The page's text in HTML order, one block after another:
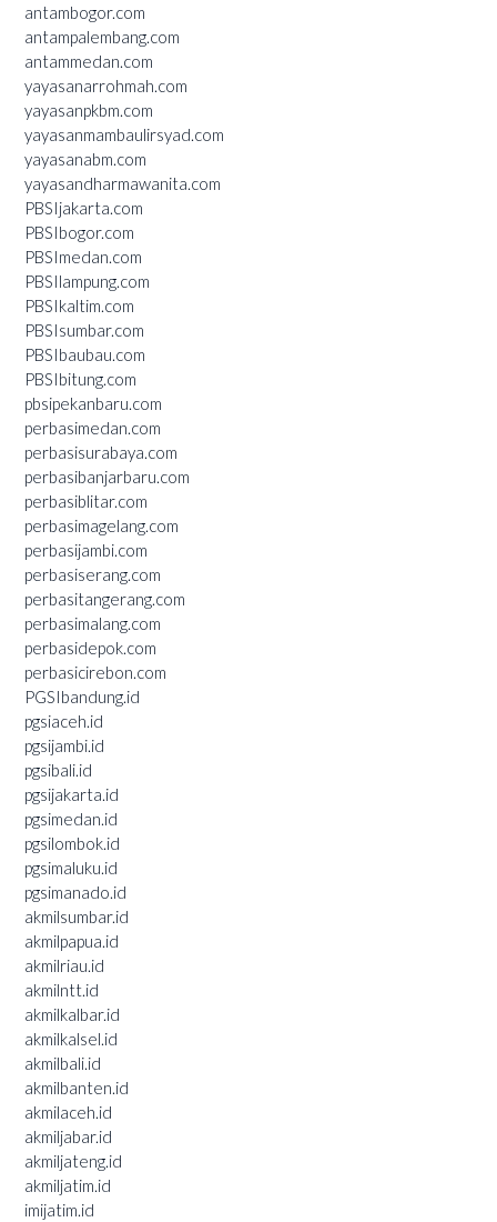
antambogor.com
antampalembang.com
antammedan.com
yayasanarrohmah.com
yayasanpkbm.com
yayasanmambaulirsyad.com
yayasanabm.com
yayasandharmawanita.com
PBSIjakarta.com
PBSIbogor.com
PBSImedan.com
PBSIlampung.com
PBSIkaltim.com
PBSIsumbar.com
PBSIbaubau.com
PBSIbitung.com
pbsipekanbaru.com
perbasimedan.com
perbasisurabaya.com
perbasibanjarbaru.com
perbasiblitar.com
perbasimagelang.com
perbasijambi.com
perbasiserang.com
perbasitangerang.com
perbasimalang.com
perbasidepok.com
perbasicirebon.com
PGSIbandung.id
pgsiaceh.id
pgsijambi.id
pgsibali.id
pgsijakarta.id
pgsimedan.id
pgsilombok.id
pgsimaluku.id
pgsimanado.id
akmilsumbar.id
akmilpapua.id
akmilriau.id
akmilntt.id
akmilkalbar.id
akmilkalsel.id
akmilbali.id
akmilbanten.id
akmilaceh.id
akmiljabar.id
akmiljateng.id
akmiljatim.id
imijatim.id